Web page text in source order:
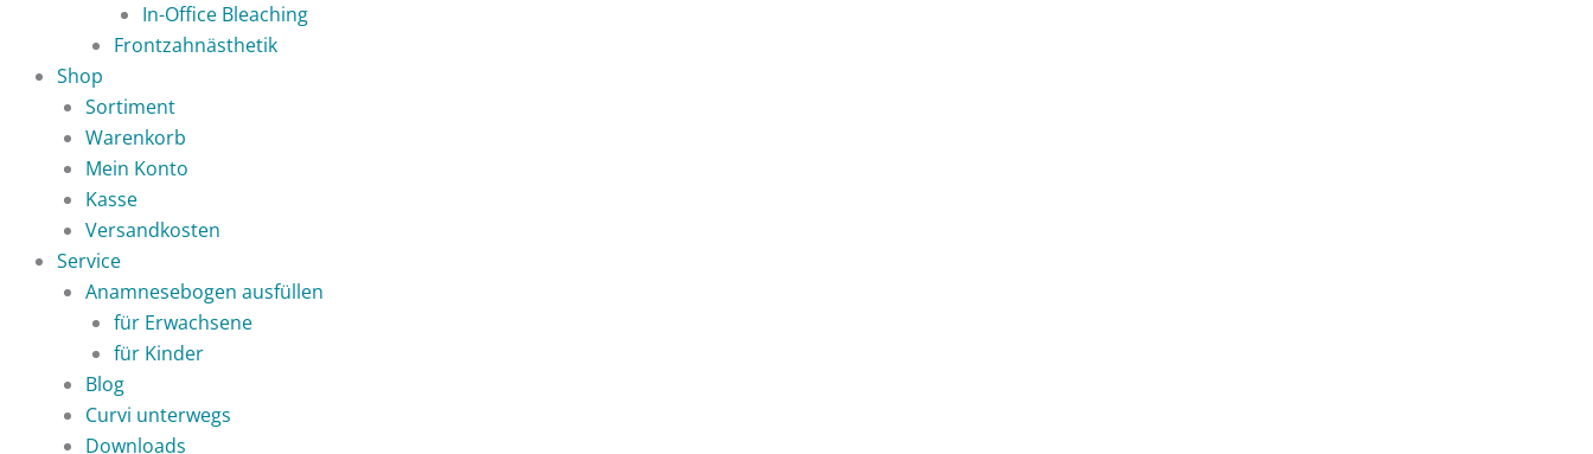
In-Office Bleaching
Frontzahnästhetik
Shop
Sortiment
Warenkorb
Mein Konto
Kasse
Versandkosten
Service
Anamnesebogen ausfüllen
für Erwachsene
für Kinder
Blog
Curvi unterwegs
Downloads